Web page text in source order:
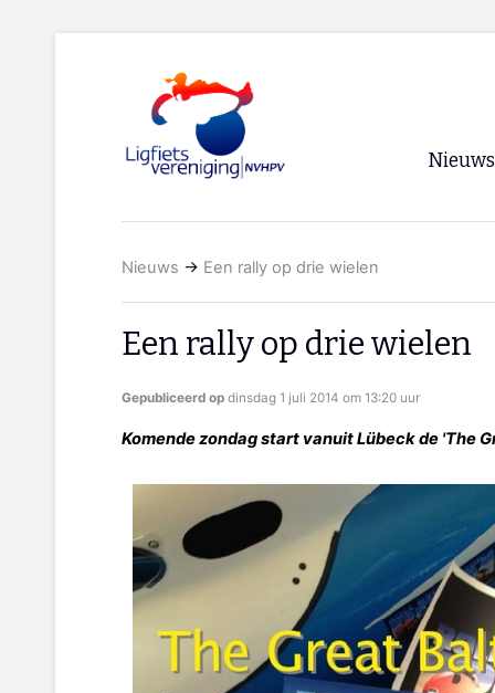
Nieuws
Nieuws → Een rally op drie wielen
Een rally op drie wielen
Gepubliceerd op dinsdag 1 juli 2014 om 13:20 uur
Komende zondag start vanuit Lübeck de 'The